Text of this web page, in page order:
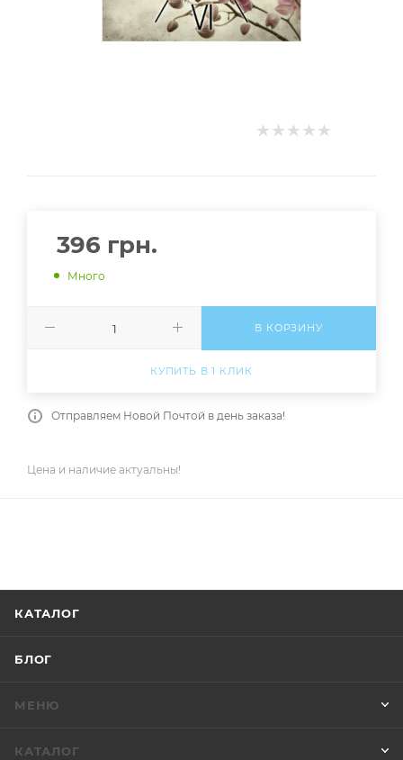
396 грн.
Много
В КОРЗИНУ
КУПИТЬ В 1 КЛИК
Отправляем Новой Почтой в день заказа!
Цена и наличие актуальны!
КАТАЛОГ
БЛОГ
МЕНЮ
КАТАЛОГ